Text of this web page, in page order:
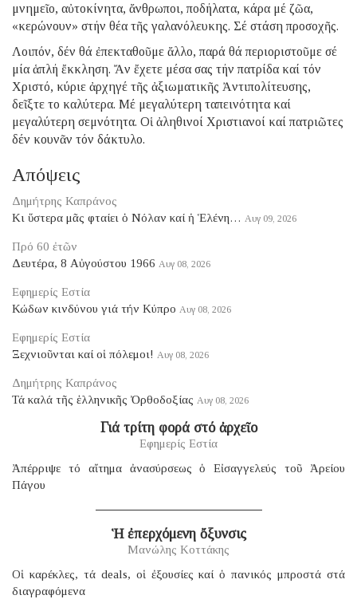
μνημεῖο, αὐτοκίνητα, ἄνθρωποι, ποδήλατα, κάρα μέ ζῶα,
«κερώνουν» στήν θέα τῆς γαλανόλευκης. Σέ στάση προσοχῆς.
Λοιπόν, δέν θά ἐπεκταθοῦμε ἄλλο, παρά θά περιοριστοῦμε σέ
μία ἁπλή ἔκκληση. Ἄν ἔχετε μέσα σας τήν πατρίδα καί τόν
Χριστό, κύριε ἀρχηγέ τῆς ἀξιωματικῆς Ἀντιπολίτευσης,
δεῖξτε το καλύτερα. Μέ μεγαλύτερη ταπεινότητα καί
μεγαλύτερη σεμνότητα. Οἱ ἀληθινοί Χριστιανοί καί πατριῶτες
δέν κουνᾶν τόν δάκτυλο.
Απόψεις
Δημήτρης Καπράνος
Κι ὕστερα μᾶς φταίει ὁ Νόλαν καί ἡ Ἑλένη… Αυγ 09, 2026
Πρό 60 ἐτῶν
Δευτέρα, 8 Αὐγούστου 1966 Αυγ 08, 2026
Εφημερίς Εστία
Κώδων κινδύνου γιά τήν Κύπρο Αυγ 08, 2026
Εφημερίς Εστία
Ξεχνιοῦνται καί οἱ πόλεμοι! Αυγ 08, 2026
Δημήτρης Καπράνος
Τά καλά τῆς ἑλληνικῆς Ὀρθοδοξίας Αυγ 08, 2026
Γιά τρίτη φορά στό ἀρχεῖο
Εφημερίς Εστία
Ἀπέρριψε τό αἴτημα ἀνασύρσεως ὁ Εἰσαγγελεύς τοῦ Ἀρείου
Πάγου
Ἡ ἐπερχόμενη ὄξυνσις
Μανώλης Κοττάκης
Οἱ καρέκλες, τά deals, οἱ ἐξουσίες καί ὁ πανικός μπροστά στά
διαγραφόμενα